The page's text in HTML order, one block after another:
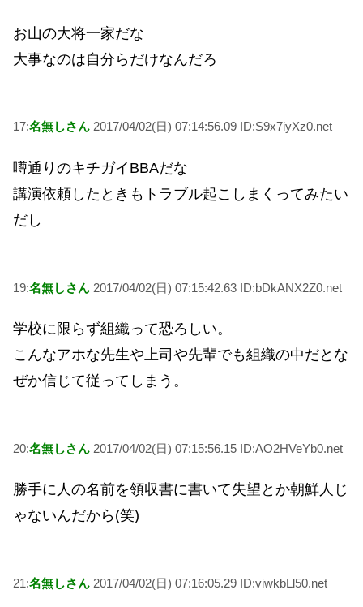
お山の大将一家だな
大事なのは自分らだけなんだろ
17:名無しさん 2017/04/02(日) 07:14:56.09 ID:S9x7iyXz0.net
噂通りのキチガイBBAだな
講演依頼したときもトラブル起こしまくってみたい
だし
19:名無しさん 2017/04/02(日) 07:15:42.63 ID:bDkANX2Z0.net
学校に限らず組織って恐ろしい。
こんなアホな先生や上司や先輩でも組織の中だとな
ぜか信じて従ってしまう。
20:名無しさん 2017/04/02(日) 07:15:56.15 ID:AO2HVeYb0.net
勝手に人の名前を領収書に書いて失望とか朝鮮人じ
ゃないんだから(笑)
21:名無しさん 2017/04/02(日) 07:16:05.29 ID:viwkbLl50.net